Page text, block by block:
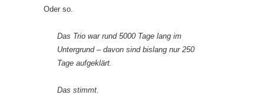
Oder so.
Das Trio war rund 5000 Tage lang im
Untergrund – davon sind bislang nur 250
Tage aufgeklärt.
Das stimmt.